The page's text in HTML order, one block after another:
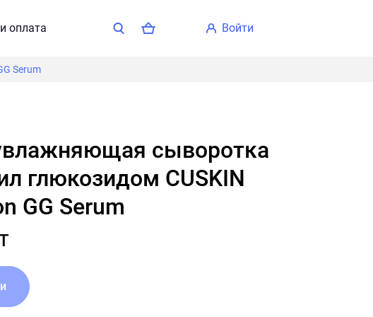
оплата войти
Serum
глюкозидом CUSKIN
GG Serum